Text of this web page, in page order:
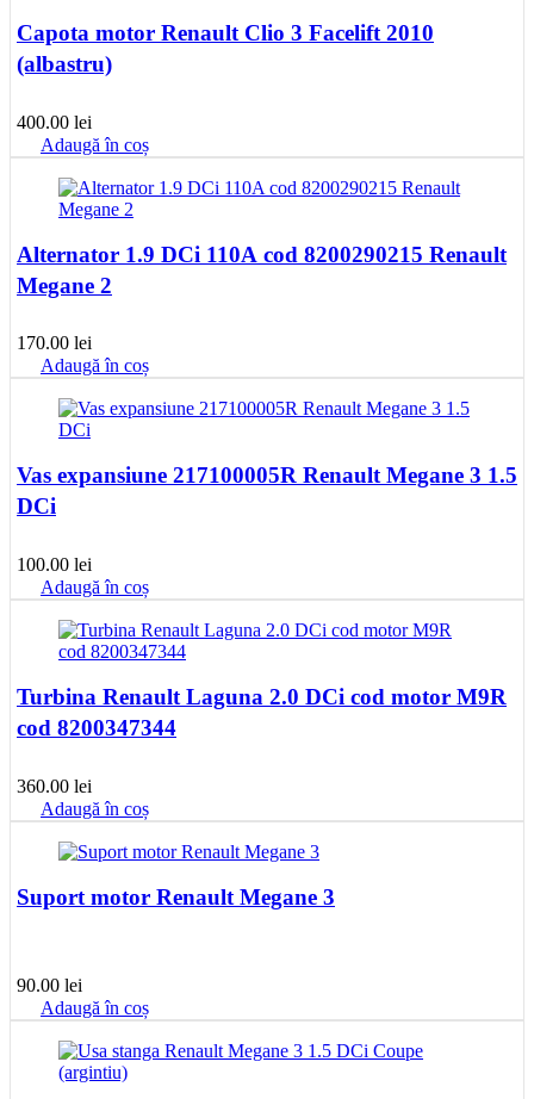
Capota motor Renault Clio 3 Facelift 2010
(albastru)
400.00 lei
Adaugă în coș
Alternator 1.9 DCi 110A cod 8200290215 Renault
Megane 2
170.00 lei
Adaugă în coș
Vas expansiune 217100005R Renault Megane 3 1.5
DCi
100.00 lei
Adaugă în coș
Turbina Renault Laguna 2.0 DCi cod motor M9R
cod 8200347344
360.00 lei
Adaugă în coș
Suport motor Renault Megane 3
90.00 lei
Adaugă în coș